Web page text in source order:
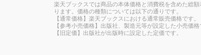
楽天ブックスでは商品の本体価格と消費税を含めた総額
ります。価格の種類については以下の通りです。
【通常価格】楽天ブックスにおける通常販売価格です。
【参考小売価格】出版社、製造元等が設定した小売価格
【旧定価】出版社が出版時に設定した定価です。